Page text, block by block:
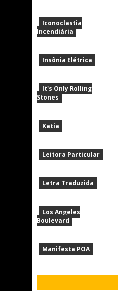
Iconoclastia
Incendiária
Insônia Elétrica
It's Only Rolling
Stones
Katia
Leitora Particular
Letra Traduzida
Los Angeles
Boulevard
Manifesta POA